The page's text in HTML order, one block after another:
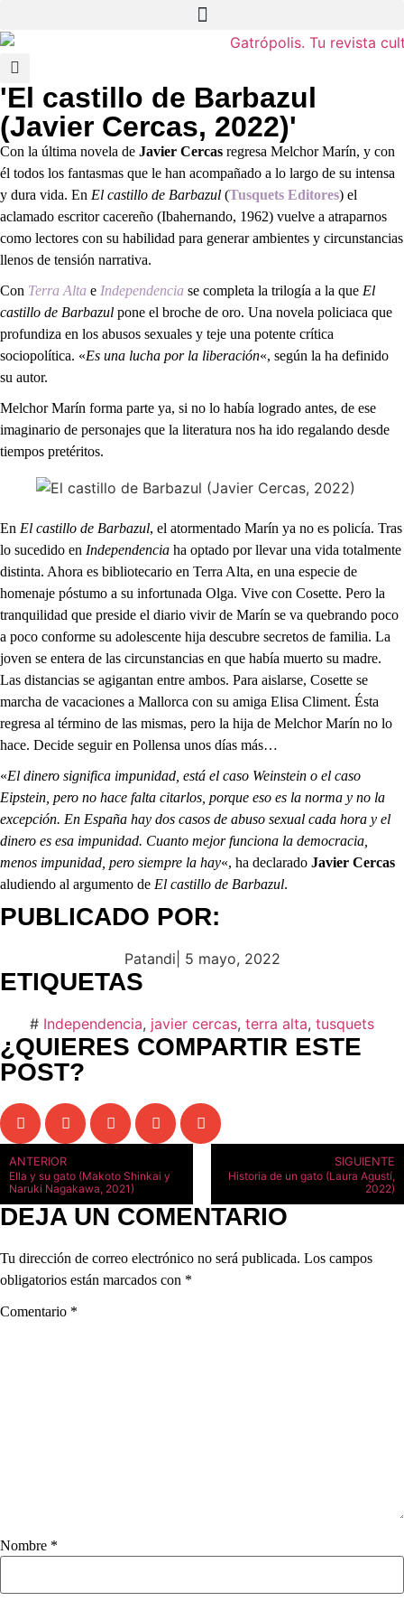
'El castillo de Barbazul
(Javier Cercas, 2022)'
Con la última novela de Javier Cercas regresa Melchor Marín, y con
él todos los fantasmas que le han acompañado a lo largo de su intensa
y dura vida. En El castillo de Barbazul (Tusquets Editores) el
aclamado escritor cacereño (Ibahernando, 1962) vuelve a atraparnos
como lectores con su habilidad para generar ambientes y circunstancias
llenos de tensión narrativa.
Con Terra Alta e Independencia se completa la trilogía a la que El
castillo de Barbazul pone el broche de oro. Una novela policiaca que
profundiza en los abusos sexuales y teje una potente crítica
sociopolítica. «Es una lucha por la liberación«, según la ha definido
su autor.
Melchor Marín forma parte ya, si no lo había logrado antes, de ese
imaginario de personajes que la literatura nos ha ido regalando desde
tiempos pretéritos.
En El castillo de Barbazul, el atormentado Marín ya no es policía. Tras
lo sucedido en Independencia ha optado por llevar una vida totalmente
distinta. Ahora es bibliotecario en Terra Alta, en una especie de
homenaje póstumo a su infortunada Olga. Vive con Cosette. Pero la
tranquilidad que preside el diario vivir de Marín se va quebrando poco
a poco conforme su adolescente hija descubre secretos de familia. La
joven se entera de las circunstancias en que había muerto su madre.
Las distancias se agigantan entre ambos. Para aislarse, Cosette se
marcha de vacaciones a Mallorca con su amiga Elisa Climent. Ésta
regresa al término de las mismas, pero la hija de Melchor Marín no lo
hace. Decide seguir en Pollensa unos días más…
«El dinero significa impunidad, está el caso Weinstein o el caso
Eipstein, pero no hace falta citarlos, porque eso es la norma y no la
excepción. En España hay dos casos de abuso sexual cada hora y el
dinero es esa impunidad. Cuanto mejor funciona la democracia,
menos impunidad, pero siempre la hay«, ha declarado Javier Cercas
aludiendo al argumento de El castillo de Barbazul.
PUBLICADO POR:
Patandi 5 mayo, 2022
ETIQUETAS
# Independencia, javier cercas, terra alta, tusquets
¿QUIERES COMPARTIR ESTE
POST?
ANTERIOR
Ella y su gato (Makoto Shinkai y
Naruki Nagakawa, 2021)
SIGUIENTE
Historia de un gato (Laura Agustí,
2022)
DEJA UN COMENTARIO
Tu dirección de correo electrónico no será publicada. Los campos
obligatorios están marcados con *
Comentario *
Nombre *